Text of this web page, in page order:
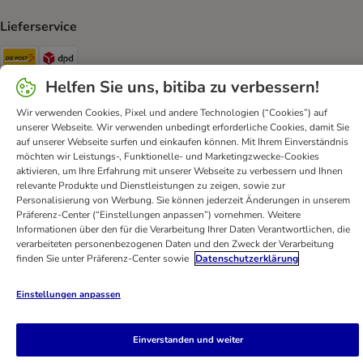
Lieferservice
Die Post Shipping Method
Sicherheit
Security
Kontakt AGB DSA Datenschutz
Opt-out
Impressum
Versandkosten und Lieferzeit
Zahlungsarten
Vertrag widerrufen
Entsorgungs- und Umweltbestimmungen
bitiba GmbH2026
Helfen Sie uns, bitiba zu verbessern!
Wir verwenden Cookies, Pixel und andere Technologien (“Cookies”) auf
unserer Webseite. Wir verwenden unbedingt erforderliche Cookies, damit Sie
auf unserer Webseite surfen und einkaufen können. Mit Ihrem Einverständnis
möchten wir Leistungs-, Funktionelle- und Marketingzwecke-Cookies
aktivieren, um Ihre Erfahrung mit unserer Webseite zu verbessern und Ihnen
relevante Produkte und Dienstleistungen zu zeigen, sowie zur
Personalisierung von Werbung. Sie können jederzeit Änderungen in unserem
Präferenz-Center (“Einstellungen anpassen”) vornehmen. Weitere
Informationen über den für die Verarbeitung Ihrer Daten Verantwortlichen, die
verarbeiteten personenbezogenen Daten und den Zweck der Verarbeitung
finden Sie unter Präferenz-Center sowie Datenschutzerklärung
Einstellungen anpassen
Einverstanden und weiter